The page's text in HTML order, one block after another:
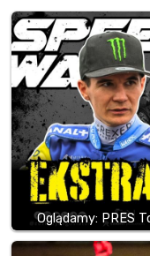
Oglądamy: PRES